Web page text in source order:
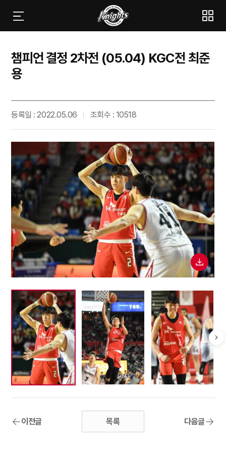
챔피언 결정 2차전 (05.04) KGC전 최준
용
등록일 : 2022.05.06 조회수 : 10518
이전글 목록 다음글